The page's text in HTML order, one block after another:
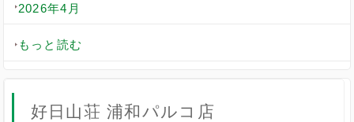
2026年4月
もっと読む
好日山荘 浦和パルコ店